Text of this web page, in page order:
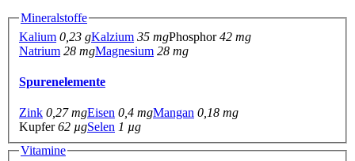
Mineralstoffe
Kalium 0,23 gKalzium 35 mgPhosphor42 mg
Natrium 28 mgMagnesium 28 mg
Spurenelemente
Zink 0,27 mgEisen 0,4 mgMangan 0,18 mg
Kupfer62 µgSelen 1 µg
Vitamine